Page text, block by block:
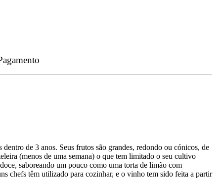
de 3 anos. Seus frutos são grandes, redondo ou cónicos, de
(menos de uma semana) o que tem limitado o seu cultivo
saboreando um pouco como uma torta de limão com
chefs têm utilizado para cozinhar, e o vinho tem sido feita a partir